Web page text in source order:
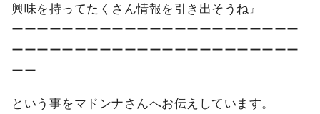
興味を持ってたくさん情報を引き出そうね』
ーーーーーーーーーーーーーーーーーーーーーーー
ーーーーーーーーーーーーーーーーーーーーーーー
ーー
という事をマドンナさんへお伝えしています。